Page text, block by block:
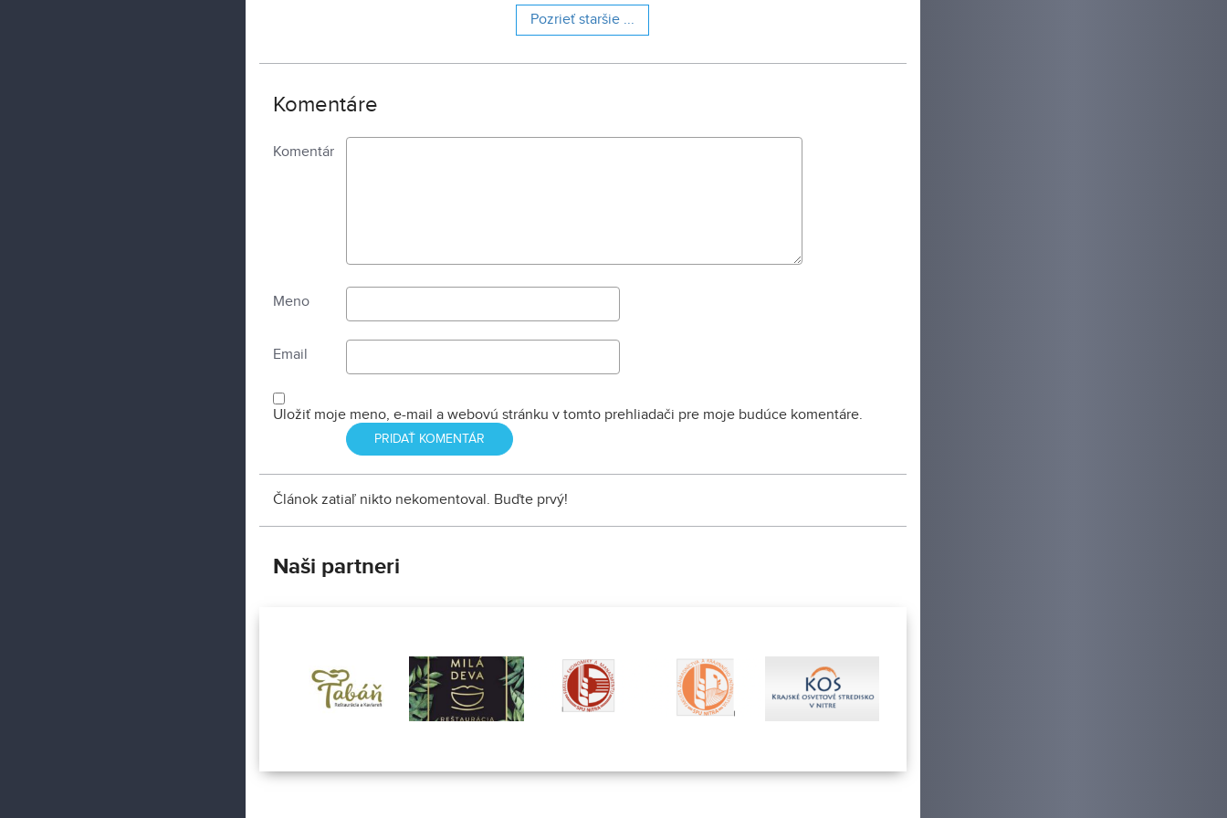
polyfunkčnej budovy.
Pozrieť staršie ...
Komentáre
Komentár
Meno
Email
Uložiť moje meno, e-mail a webovú stránku v tomto prehliadači pre moje budúce komentáre.
Článok zatiaľ nikto nekomentoval. Buďte prvý!
Naši partneri